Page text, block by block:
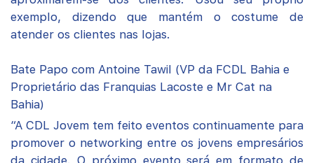
exemplo, dizendo que mantém o costume de
atender os clientes nas lojas.
Bate Papo com Antoine Tawil (VP da FCDL Bahia e
Proprietário das Franquias Lacoste e Mr Cat na
Bahia)
“A CDL Jovem tem feito eventos continuamente para
promover o networking entre os jovens empresários
da cidade. O próximo evento será em formato de